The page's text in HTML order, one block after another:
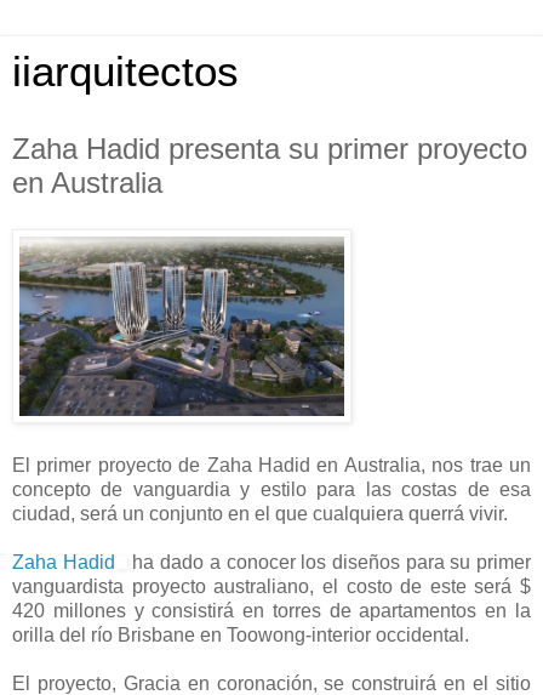
iiarquitectos
Zaha Hadid presenta su primer proyecto
en Australia
El primer proyecto de Zaha Hadid en Australia, nos trae un
concepto de vanguardia y estilo para las costas de esa
ciudad, será un conjunto en el que cualquiera querrá vivir.
Zaha Hadid
ha dado a conocer los diseños para su primer
vanguardista proyecto australiano, el costo de este será $
420 millones y consistirá en torres de apartamentos en la
orilla del río Brisbane en Toowong-interior occidental.
El proyecto, Gracia en coronación, se construirá en el sitio